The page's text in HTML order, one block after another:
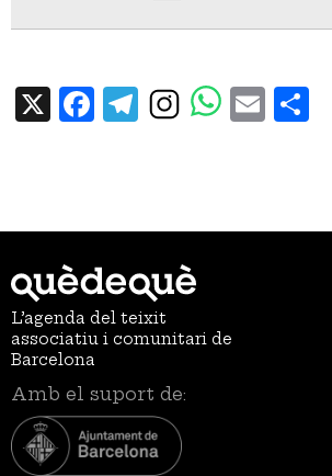
X Facebook
TelegramEmail
L’agenda del teixit
associatiu i comunitari de
Barcelona
Amb el suport de: